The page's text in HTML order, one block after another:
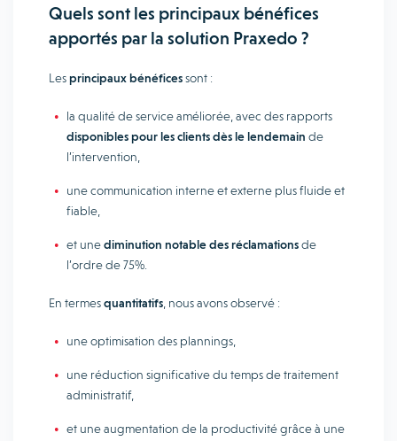
Quels sont les principaux bénéfices
apportés par la solution Praxedo ?
Lesprincipaux bénéficessont :
la qualité de service améliorée, avec des rapports
disponibles pour les clients dès le lendemain de
l’intervention,
une communication interne et externe plus fluide et
fiable,
et unediminution notable des réclamationsde
l’ordre de 75%.
En termesquantitatifs , nous avons observé :
une optimisation des plannings,
une réduction significative du temps de traitement
administratif,
et une augmentation de la productivité grâce à une